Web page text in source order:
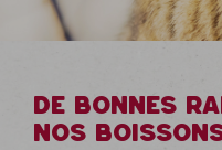
DE BONNES
NOS